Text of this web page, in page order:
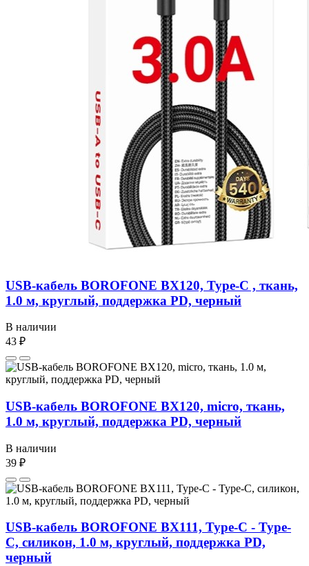
USB-кабель BOROFONE BX120, Type-C , ткань,
1.0 м, круглый, поддержка PD, черный
В наличии
43 ₽
USB-кабель BOROFONE BX120, micro, ткань,
1.0 м, круглый, поддержка PD, черный
В наличии
39 ₽
USB-кабель BOROFONE BX111, Type-C - Type-
C, силикон, 1.0 м, круглый, поддержка PD,
черный